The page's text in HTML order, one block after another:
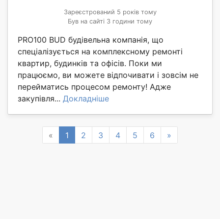
Зареєстрований 5 років тому
Був на сайті 3 години тому
PRO100 BUD будівельна компанія, що
спеціалізується на комплексному ремонті
квартир, будинків та офісів. Поки ми
працюємо, ви можете відпочивати і зовсім не
перейматись процесом ремонту! Адже
закупівля... Докладніше
« Previous
1 2 3 4 5 6 »